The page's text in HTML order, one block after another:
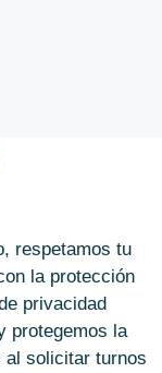
respetamos tu
la protección
privacidad
protegemos la
al solicitar turnos